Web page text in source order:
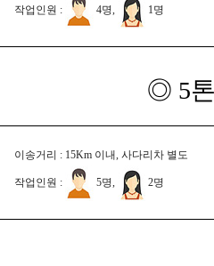
작업인원 :
4명, 1명
◎ 5
이송거리 : 15Km 이내, 사다리차 별도
작업인원 : 5명, 2명